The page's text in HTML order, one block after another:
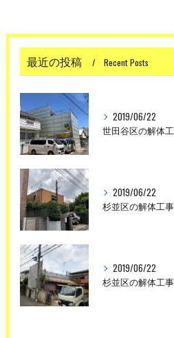
最近の投稿 Recent Posts
2019/06/22
2019/06/22
2019/06/22